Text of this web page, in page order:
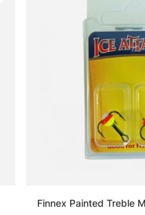
Finnex Painted Treble